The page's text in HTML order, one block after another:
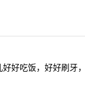
好吃饭，好好刷牙